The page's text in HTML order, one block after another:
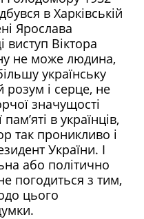
в Хар­ків­­ській
Ярослава
Віктора
не може людина,
українську
розум і серце, не
значущості
в українців,
так проникливо і
Украї­ни. І
або політично
погодиться з тим,
цього